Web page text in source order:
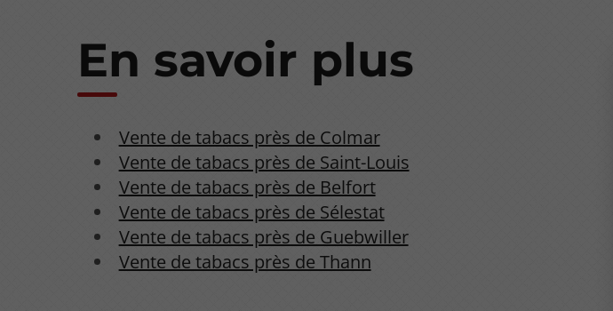
En savoir plus
Vente de tabacs près de Colmar
Vente de tabacs près de Saint-Louis
Vente de tabacs près de Belfort
Vente de tabacs près de Sélestat
Vente de tabacs près de Guebwiller
Vente de tabacs près de Thann